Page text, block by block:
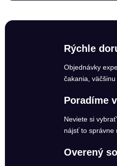
Rýchle
Objednávky
čakania,
Poradíme
Neviete si
nájsť to správne
Overený